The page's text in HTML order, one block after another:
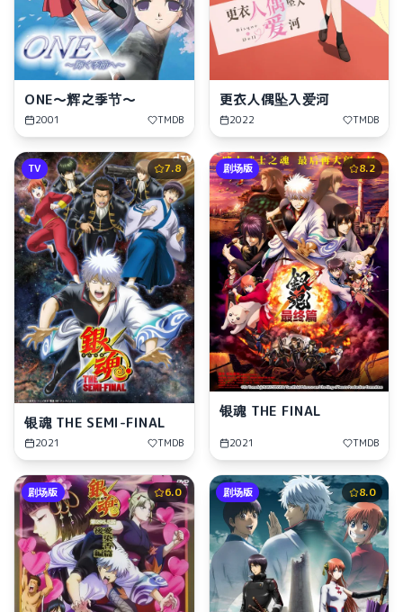
ONE～辉之季节～
2001 TMDB
更衣人偶坠入爱河
2022 TMDB
7.8
TV
银魂 THE SEMI-FINAL
2021 TMDB
8.2
剧场版
银魂 THE FINAL
2021 TMDB
6.0
剧场版 8.0
剧场版